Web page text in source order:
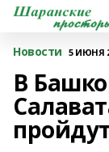
Новости 5 ИЮНЯ
В